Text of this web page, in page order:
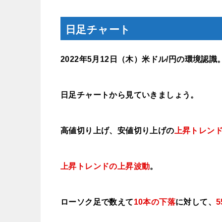
日足チャート
2022年5月12 日（木）米ドル/円の環境認識。
日足チャートから見ていきましょう。
高値切り上げ、安値切り上げの 上昇トレンド
上昇トレンドの上昇波動。
ローソク足で数えて10本の下落に対して、